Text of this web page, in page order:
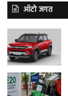
ऑटो जगत